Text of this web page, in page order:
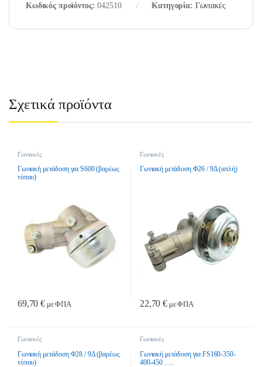
Κωδικός προϊόντος:042510 Κατηγορία: Γωνιακές
Σχετικά προϊόντα
Γωνιακές
Γωνιακή μετάδοση για S600 (βαρέως
τύπου)
69,70€ με ΦΠΑ
Γωνιακές
Γωνιακή μετάδοση Φ26 / 9Δ (απλή)
22,70€ με ΦΠΑ
Γωνιακές
Γωνιακή μετάδοση Φ28 / 9Δ (βαρέως
τύπου)
Γωνιακές
Γωνιακή μετάδοση για FS160-350-
400-450 ….